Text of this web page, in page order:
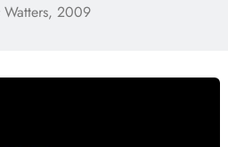
Watters, 2009